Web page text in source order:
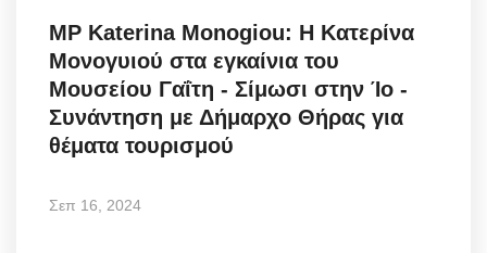
MP Katerina Monogiou: Η Κατερίνα
Μονογυιού στα εγκαίνια του
Μουσείου Γαΐτη - Σίμωσι στην Ίο -
Συνάντηση με Δήμαρχο Θήρας για
θέματα τουρισμού
Σεπ 16, 2024